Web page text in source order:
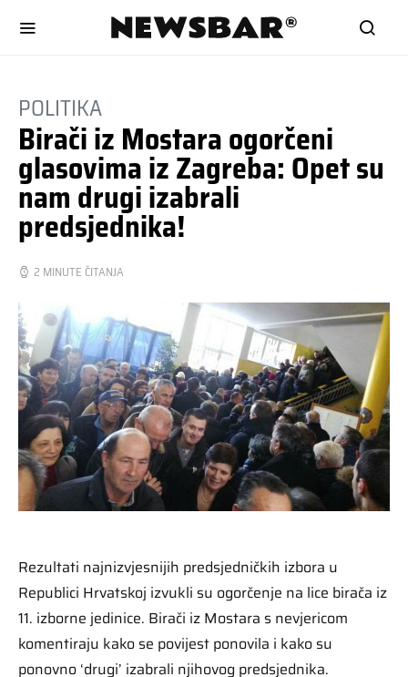
POLITIKA
Birači iz Mostara ogorčeni
glasovima iz Zagreba: Opet su
nam drugi izabrali
predsjednika!
2 MINUTE ČITANJA
Rezultati najnizvjesnijih predsjedničkih izbora u
Republici Hrvatskoj izvukli su ogorčenje na lice birača iz
11. izborne jedinice. Birači iz Mostara s nevjericom
komentiraju kako se povijest ponovila i kako su
ponovno ‘drugi’ izabrali njihovog predsjednika.